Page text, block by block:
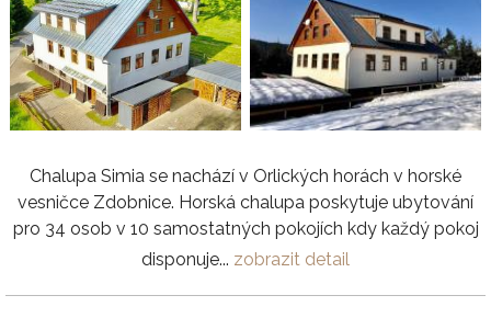
Chalupa Simia se nachází v Orlických horách v horské
vesničce Zdobnice. Horská chalupa poskytuje ubytování
pro 34 osob v 10 samostatných pokojích kdy každý pokoj
disponuje... zobrazit detail